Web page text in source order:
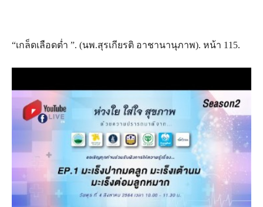
“เกล็ดเลือดต่ำ ”. (นพ.สุรเกียรติ อาชานานุภาพ). หน้า 115.